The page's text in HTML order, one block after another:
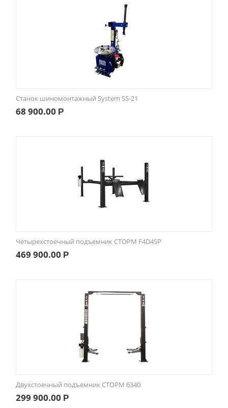
Станок шиномонтажный System SS-21
68 900.00 Р
Четырехстоечный подъемник СТОРМ F4D4SP
469 900.00 Р
Двухстоечный подъемник СТОРМ 6340
299 900.00 Р